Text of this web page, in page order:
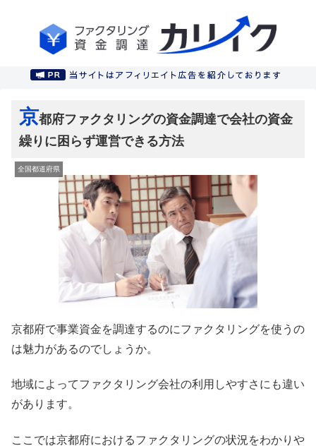
京都府ファクタリングの資金調達で会社の資金
繰りに困らず運営できる方法
全国都道府県
京都府で事業資金を調達するのにファクタリングを使うの
は魅力があるのでしょうか。
地域によってファクタリング会社の利用しやすさにも違い
があります。
ここでは京都府におけるファクタリングの状況をわかりや